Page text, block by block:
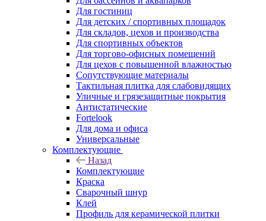
Для гостиниц
Для детских / спортивных площадок
Для складов, цехов и производства
Для спортивных объектов
Для торгово-офисных помещений
Для цехов с повышенной влажностью
Сопутствующие материалы
Тактильная плитка для слабовидящих
Уличные и грязезащитные покрытия
Антистатические
Fortelook
Для дома и офиса
Универсальные
Комплектующие
Назад
Комплектующие
Краска
Сварочный шнур
Клей
Профиль для керамической плитки